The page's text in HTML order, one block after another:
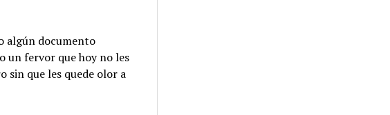
algún documento
un fervor que hoy no les
sin que les quede olor a